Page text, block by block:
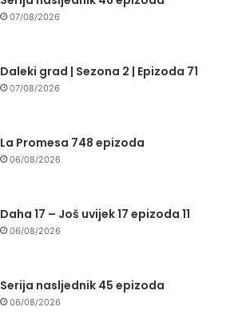
07/08/2026
Daleki grad | Sezona 2 | Epizoda 71
07/08/2026
La Promesa 748 epizoda
06/08/2026
Daha 17 – Još uvijek 17 epizoda 11
06/08/2026
Serija nasljednik 45 epizoda
06/08/2026